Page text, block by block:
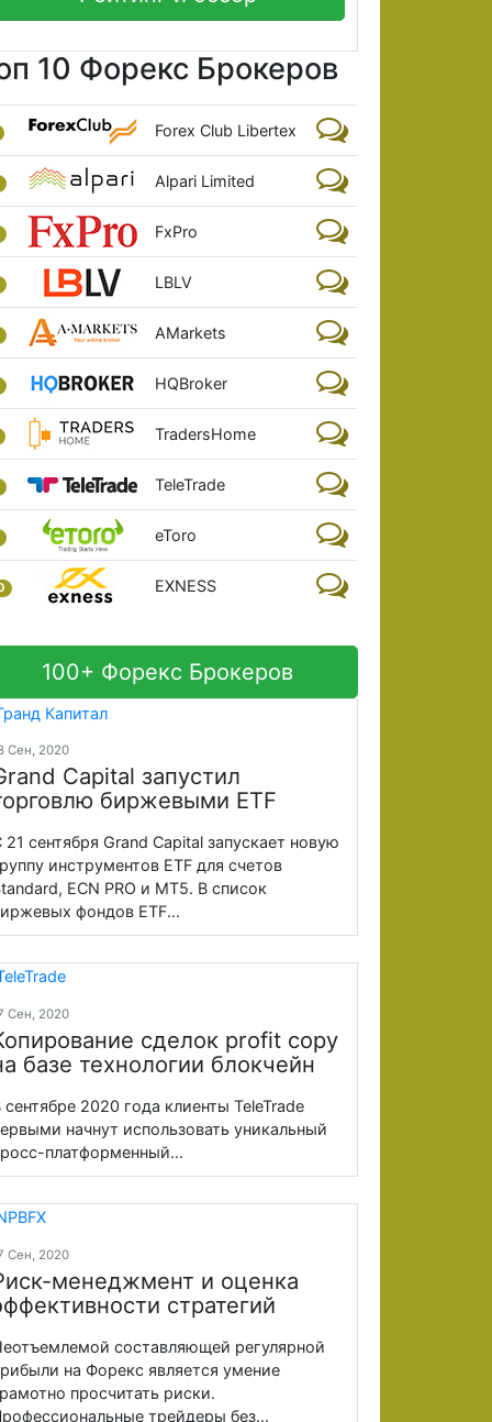
10 Форекс Брокеров
Forex Club Libertex
Alpari Limited
FxPro
LBLV
AMarkets
HQBroker
TradersHome
TeleTrade
eToro
EXNESS
100+ Форекс Брокеров
Сен, 2020
Capital запустил
биржевыми ETF
21 сентября Grand Capital запускает новую
инструментов ETF для счетов
ECN PRO и MT5. В список
фондов ETF...
Сен, 2020
сделок profit copy
базе технологии блокчейн
сентябре 2020 года клиенты TeleTrade
начнут использовать уникальный
платформенный...
Сен, 2020
менеджмент и оценка
стратегий
составляющей регулярной
на Форекс является умение
просчитать риски.
трейдеры без...